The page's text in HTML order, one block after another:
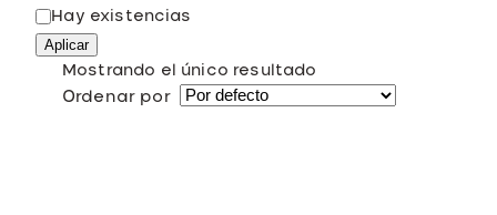
í
a
E
s
Hay existencias
Aplicar
Mostrando el único resultado
Ordenar por